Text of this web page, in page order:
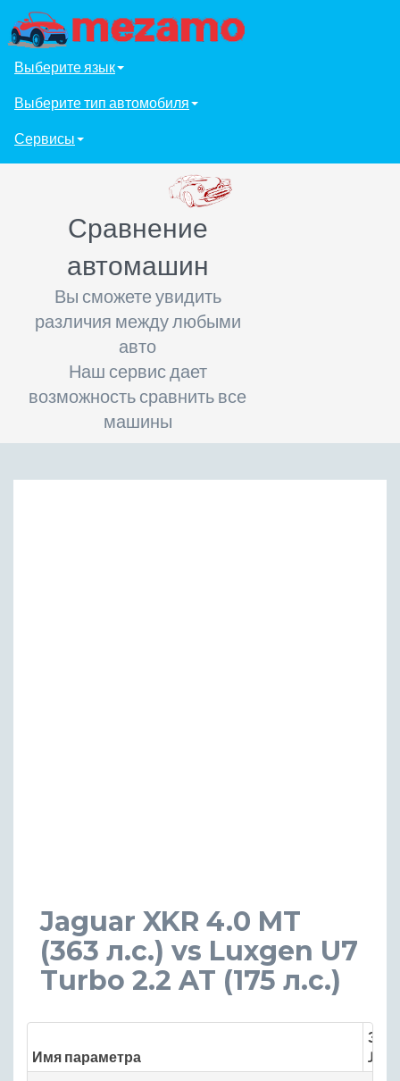
Выберите язык
Выберите тип автомобиля
Сервисы
Сравнение
автомашин
Вы сможете увидить
различия между любыми
авто
Наш сервис дает
возможность сравнить все
машины
Jaguar XKR 4.0 MT
(363 л.с.) vs Luxgen U7
Turbo 2.2 AT (175 л.с.)
Имя параметра